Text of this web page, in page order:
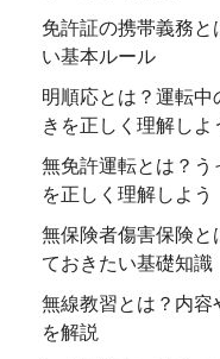
免許証の携帯義務
い基本ルール
明順応とは？運転
きを正しく理解しよ
無免許運転とは？う
を正しく理解しよう
無保険者傷害保険と
ておきたい基礎知識
無線教習とは？内
を解説